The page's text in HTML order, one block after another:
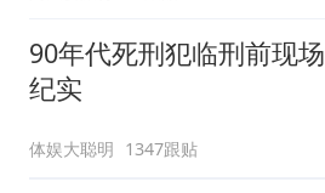
90年代死刑犯临刑前现场
纪实
体娱大聪明 1347跟贴